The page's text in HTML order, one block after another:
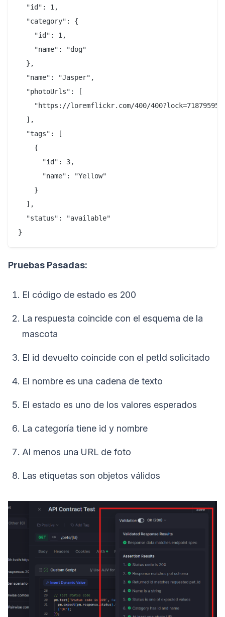
  "id": 1,
  "category": {
    "id": 1,
    "name": "dog"
  },
  "name": "Jasper",
  "photoUrls": [
"https://loremflickr.com/400/
  ],
  "tags": [
    {
      "id": 3,
      "name": "Yellow"
    }
  ],
  "status": "available"
Pruebas Pasadas:
El código de estado es 200
La respuesta coincide con el esquema de la
mascota
El id devuelto coincide con el petId solicitado
El nombre es una cadena de texto
El estado es uno de los valores esperados
La categoría tiene id y nombre
Al menos una URL de foto
Las etiquetas son objetos válidos